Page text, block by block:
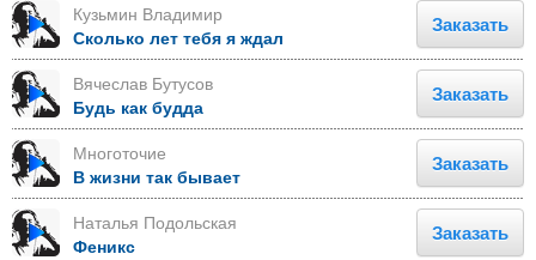
Кузьмин Владимир
Сколько лет тебя я ждал
Заказать
Вячеслав Бутусов
Будь как будда
Заказать
Многоточие
В жизни так бывает
Заказать
Наталья Подольская
Феникс
Заказать